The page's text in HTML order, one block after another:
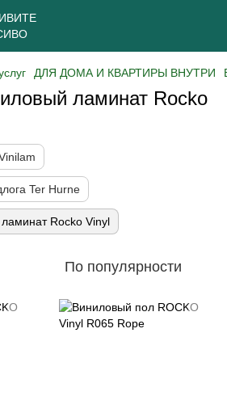
ДЛЯ ДОМА И КВАРТИРЫ ВНУТРИ
ламинат Rocko
Ter Hurne
Rocko Vinyl
По популярности